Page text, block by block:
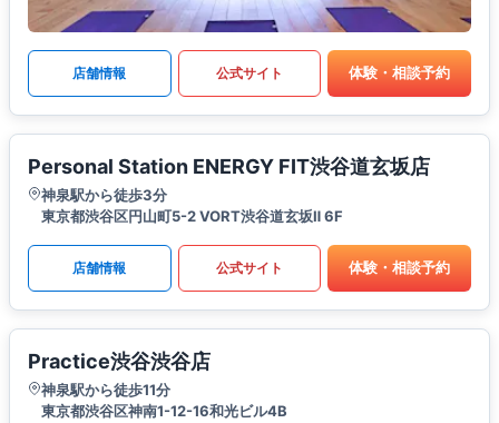
店舗情報 公式サイト 体験・相談予約
Personal Station ENERGY FIT渋谷道玄坂店
神泉駅から徒歩3分
東京都渋谷区円山町5-2 VORT渋谷道玄坂Ⅱ 6F
店舗情報 公式サイト 体験・相談予約
Practice渋谷渋谷店
神泉駅から徒歩11分
東京都渋谷区神南1-12-16和光ビル4B